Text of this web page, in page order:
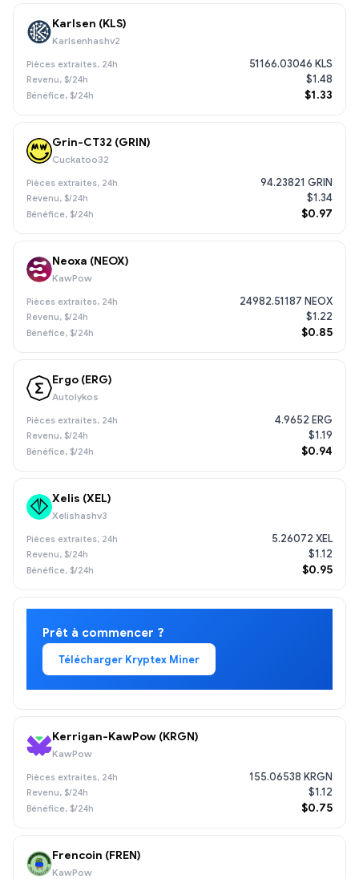
Karlsen (KLS)
Karlsenhashv2
51166.03046 KLS
$1.48
$1.33
Grin-CT32 (GRIN)
Cuckatoo32
94.23821 GRIN
$1.34
$0.97
Neoxa (NEOX)
KawPow
24982.51187 NEOX
$1.22
$0.85
Ergo (ERG)
Autolykos
4.9652 ERG
$1.19
$0.94
Xelis (XEL)
Xelishashv3
5.26072 XEL
$1.12
$0.95
Prêt à commencer ?
Télécharger Kryptex Miner
Kerrigan-KawPow (KRGN)
KawPow
155.06538 KRGN
$1.12
$0.75
Frencoin (FREN)
KawPow